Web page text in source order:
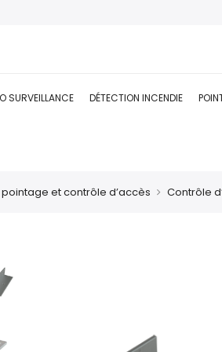
SURVEILLANCE DÉTECTION INCENDIE
et contrôle d’accès Contrôle